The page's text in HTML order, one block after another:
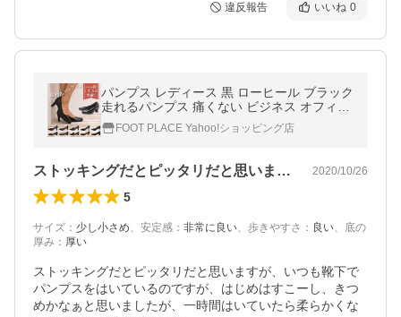
違反報告 いいね 0
パンプス レディース 黒 ローヒール ブラック
走れるパンプス 痛くない ビジネス オフィス
就活 冠婚葬祭 ロメオバレンチノ 3E 幅広 ス
トラップ
FOOT PLACE Yahoo!ショッピング店
ストッキングだとピッタリだと思いますが… 2020/10/26
5
サイズ ： 少し小さめ、 安定感 ： 非常に良い、 歩きやすさ ： 良い、 底の
厚み ： 厚い
ストッキングだとピッタリだと思いますが、いつも靴下で
パンプスをはいているのですが、はじめはすこーし、きつ
めかなぁと思いましたが、一時間はいていたら柔らかくな